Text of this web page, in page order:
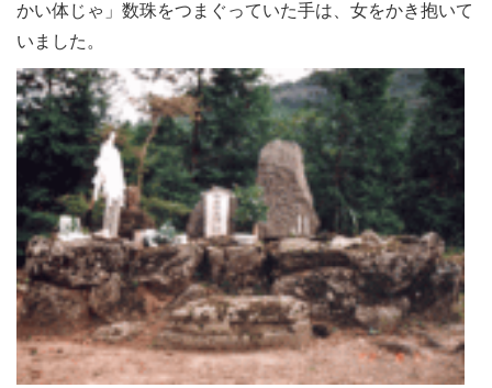
かい体じゃ」数珠をつまぐっていた手は、女をかき抱いて
いました。